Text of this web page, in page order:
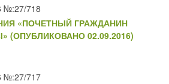
№:27/718
«ПОЧЕТНЫЙ ГРАЖДАНИН
(ОПУБЛИКОВАНО 02.09.2016)
№:27/717